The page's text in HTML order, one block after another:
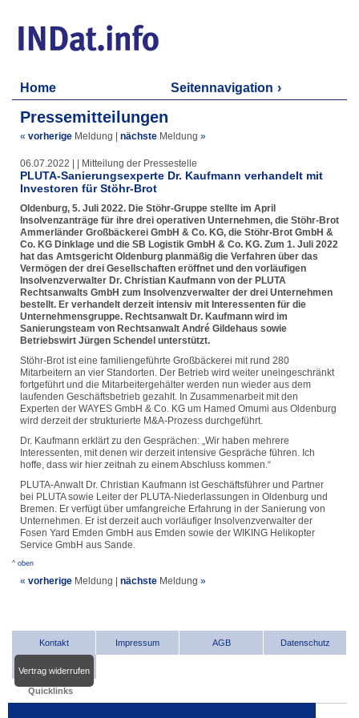
Home Seitennavigation
Pressemitteilungen
« vorherige Meldung nächste Meldung »
06.07.2022 | | Mitteilung der Pressestelle
PLUTA-Sanierungsexperte Dr. Kaufmann verhandelt mit
Investoren für Stöhr-Brot
Oldenburg, 5. Juli 2022. Die Stöhr-Gruppe stellte im April
Insolvenzanträge für ihre drei operativen Unternehmen, die Stöhr-Brot
Ammerländer Großbäckerei GmbH & Co. KG, die Stöhr-Brot GmbH &
Co. KG Dinklage und die SB Logistik GmbH & Co. KG. Zum 1. Juli 2022
hat das Amtsgericht Oldenburg planmäßig die Verfahren über das
Vermögen der drei Gesellschaften eröffnet und den vorläufigen
Insolvenzverwalter Dr. Christian Kaufmann von der PLUTA
Rechtsanwalts GmbH zum Insolvenzverwalter der drei Unternehmen
bestellt. Er verhandelt derzeit intensiv mit Interessenten für die
Unternehmensgruppe. Rechtsanwalt Dr. Kaufmann wird im
Sanierungsteam von Rechtsanwalt André Gildehaus sowie
Betriebswirt Jürgen Schendel unterstützt.
Stöhr-Brot ist eine familiengeführte Großbäckerei mit rund 280
Mitarbeitern an vier Standorten. Der Betrieb wird weiter uneingeschränkt
fortgeführt und die Mitarbeitergehälter werden nun wieder aus dem
laufenden Geschäftsbetrieb gezahlt. In Zusammenarbeit mit den
Experten der WAYES GmbH & Co. KG um Hamed Omumi aus Oldenburg
wird derzeit der strukturierte M&A-Prozess durchgeführt.
Dr. Kaufmann erklärt zu den Gesprächen: „Wir haben mehrere
Interessenten, mit denen wir derzeit intensive Gespräche führen. Ich
hoffe, dass wir hier zeitnah zu einem Abschluss kommen.“
PLUTA-Anwalt Dr. Christian Kaufmann ist Geschäftsführer und Partner
bei PLUTA sowie Leiter der PLUTA-Niederlassungen in Oldenburg und
Bremen. Er verfügt über umfangreiche Erfahrung in der Sanierung von
Unternehmen. Er ist derzeit auch vorläufiger Insolvenzverwalter der
Fosen Yard Emden GmbH aus Emden sowie der WIKING Helikopter
Service GmbH aus Sande.
^ oben
« vorherige Meldung nächste Meldung »
Kontakt Impressum AGB Datenschutz
Vertrag widerrufen
Quicklinks